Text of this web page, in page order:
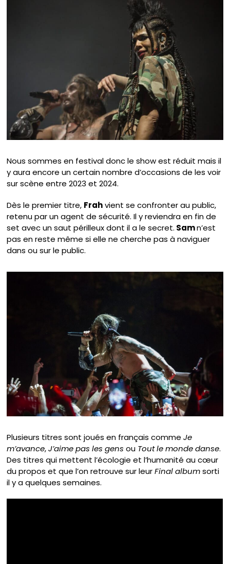
Nous sommes en festival donc le show est réduit mais il
y aura encore un certain nombre d’occasions de les voir
sur scène entre 2023 et 2024.
Dès le premier titre, Frahvient se confronter au public,
retenu par un agent de sécurité. Il y reviendra en fin de
set avec un saut périlleux dont il a le secret. Samn’est
pas en reste même si elle ne cherche pas à naviguer
dans ou sur le public.
Plusieurs titres sont joués en français commeJe
m’avance,J’aime pas les gens ou Tout le monde danse.
Des titres qui mettent l’écologie et l’humanité au cœur
du propos et que l’on retrouve sur leurFinal albumsorti
il y a quelques semaines.